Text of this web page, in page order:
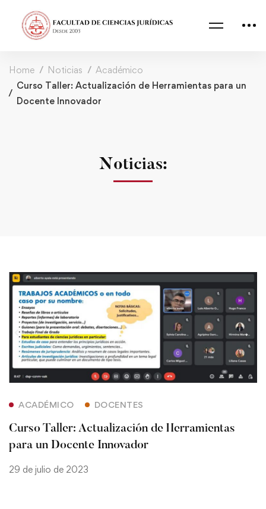
Home Noticias
Académico
Curso Taller: Actualización de Herramientas para un
Docente Innovador
Noticias:
ACADÉMICO DOCENTES
Curso Taller: Actualización de Herramientas
para un Docente Innovador
29 de julio de 2023